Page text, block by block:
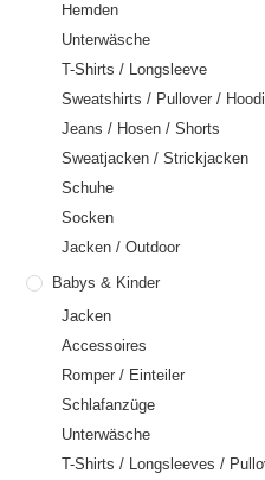
Hemden
Unterwäsche
T-Shirts / Longsleeve
Sweatshirts / Pullover /
Jeans / Hosen / Shorts
Sweatjacken / Strickjacken
Schuhe
Socken
Jacken / Outdoor
Babys & Kinder
Jacken
Accessoires
Romper / Einteiler
Schlafanzüge
Unterwäsche
T-Shirts / Longsleeves /